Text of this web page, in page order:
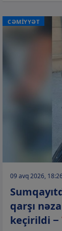
CƏMİYYƏT
09 avq 2026,
qarşı
keçirildi −